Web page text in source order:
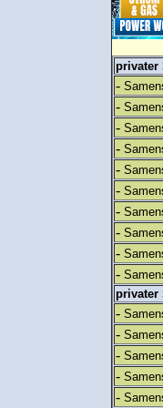
privater
-
-
-
-
-
-
-
-
-
-
privater
-
-
-
-
-